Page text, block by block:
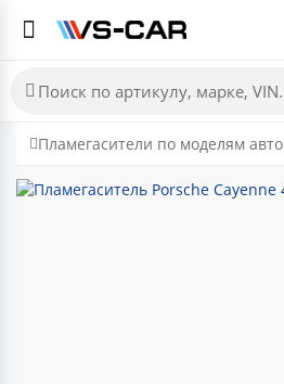
Пламегасители по моделям авто